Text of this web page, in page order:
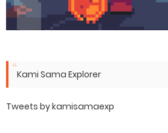
Kami Sama Explorer
Tweets by kamisamaexp